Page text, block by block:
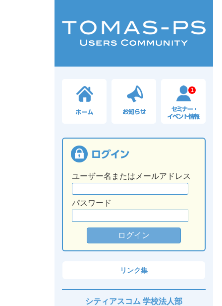
1
ユーザー名またはメールアドレス
パスワード
リンク集
シティアスコム 学校法人部